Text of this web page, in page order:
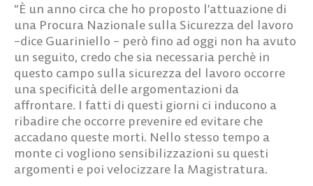
“È un anno circa che ho proposto l’attuazione di
una Procura Nazionale sulla Sicurezza del lavoro
–dice Guariniello – però fino ad oggi non ha avuto
un seguito, credo che sia necessaria perchè in
questo campo sulla sicurezza del lavoro occorre
una specificità delle argomentazioni da
affrontare. I fatti di questi giorni ci inducono a
ribadire che occorre prevenire ed evitare che
accadano queste morti. Nello stesso tempo a
monte ci vogliono sensibilizzazioni su questi
argomenti e poi velocizzare la Magistratura.